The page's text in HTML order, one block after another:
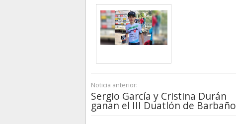
Noticia anterior:
Sergio García y Cristina Durán
ganan el III Duatlón de Barbaño